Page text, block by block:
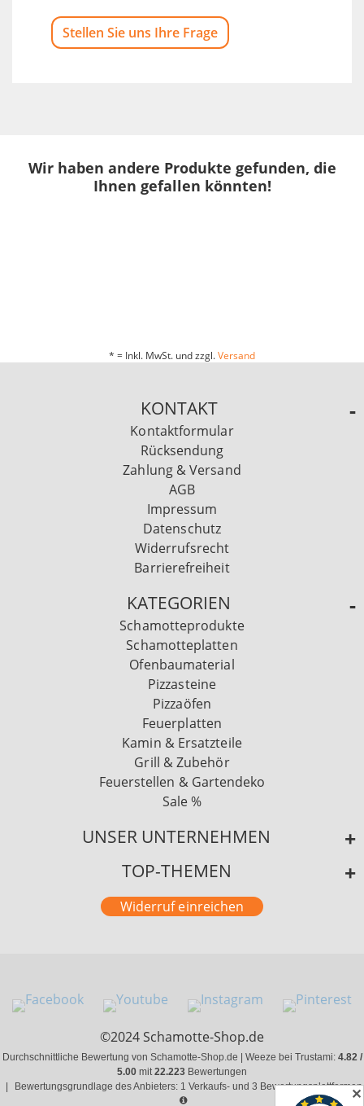
Stellen Sie uns Ihre Frage
Wir haben andere Produkte gefunden, die
Ihnen gefallen könnten!
* = Inkl. MwSt. und zzgl.Versand
KONTAKT
Kontaktformular
Rücksendung
Zahlung & Versand
AGB
Impressum
Datenschutz
Widerrufsrecht
Barrierefreiheit
KATEGORIEN
Schamotteprodukte
Schamotteplatten
Ofenbaumaterial
Pizzasteine
Pizzaöfen
Feuerplatten
Kamin & Ersatzteile
Grill & Zubehör
Feuerstellen & Gartendeko
Sale %
UNSER UNTERNEHMEN
TOP-THEMEN
Widerruf einreichen
©2024 Schamotte-Shop.de
Durchschnittliche Bewertung von Schamotte-Shop.de | Weeze bei Trustami: 4.82 /
5.00 mit22.223 Bewertungen
Bewertungsgrundlage des Anbieters: 1 Verkaufs- und 3 Bewertungsplattformen
✕